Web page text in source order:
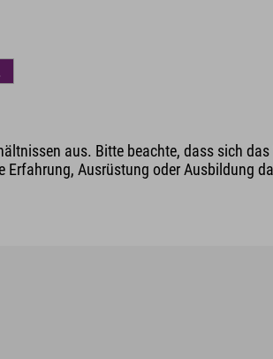
aus. Bitte beachte, dass sich
Ausrüstung oder Ausbildung